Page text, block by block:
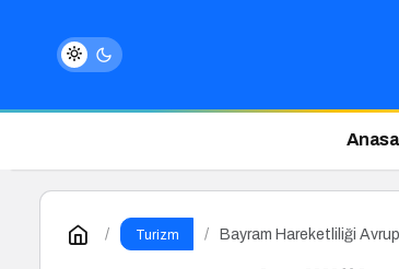
Turizm Bayram Hareketliliği